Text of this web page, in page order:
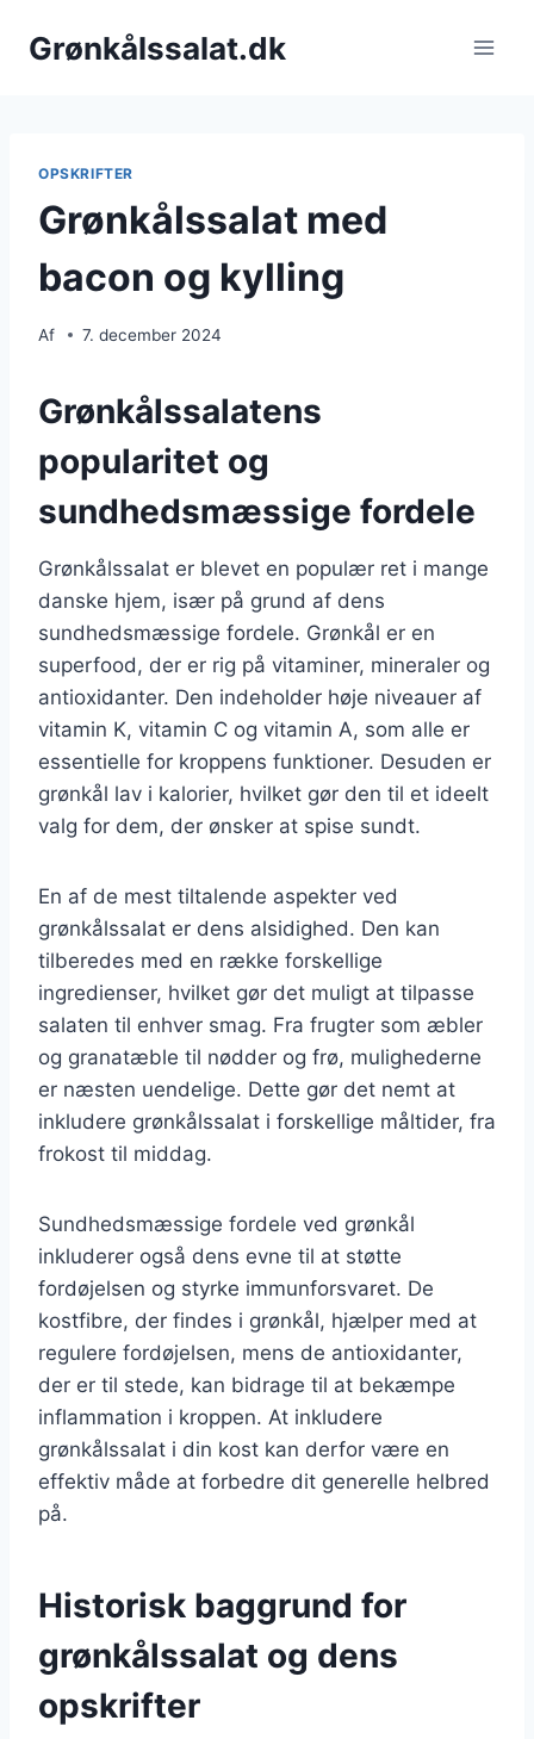
Grønkålssalat.dk
OPSKRIFTER
Grønkålssalat med
bacon og kylling
Af 7. december 2024
Grønkålssalatens
popularitet og
sundhedsmæssige fordele
Grønkålssalat er blevet en populær ret i mange
danske hjem, især på grund af dens
sundhedsmæssige fordele. Grønkål er en
superfood, der er rig på vitaminer, mineraler og
antioxidanter. Den indeholder høje niveauer af
vitamin K, vitamin C og vitamin A, som alle er
essentielle for kroppens funktioner. Desuden er
grønkål lav i kalorier, hvilket gør den til et ideelt
valg for dem, der ønsker at spise sundt.
En af de mest tiltalende aspekter ved
grønkålssalat er dens alsidighed. Den kan
tilberedes med en række forskellige
ingredienser, hvilket gør det muligt at tilpasse
salaten til enhver smag. Fra frugter som æbler
og granatæble til nødder og frø, mulighederne
er næsten uendelige. Dette gør det nemt at
inkludere grønkålssalat i forskellige måltider, fra
frokost til middag.
Sundhedsmæssige fordele ved grønkål
inkluderer også dens evne til at støtte
fordøjelsen og styrke immunforsvaret. De
kostfibre, der findes i grønkål, hjælper med at
regulere fordøjelsen, mens de antioxidanter,
der er til stede, kan bidrage til at bekæmpe
inflammation i kroppen. At inkludere
grønkålssalat i din kost kan derfor være en
effektiv måde at forbedre dit generelle helbred
på.
Historisk baggrund for
grønkålssalat og dens
opskrifter